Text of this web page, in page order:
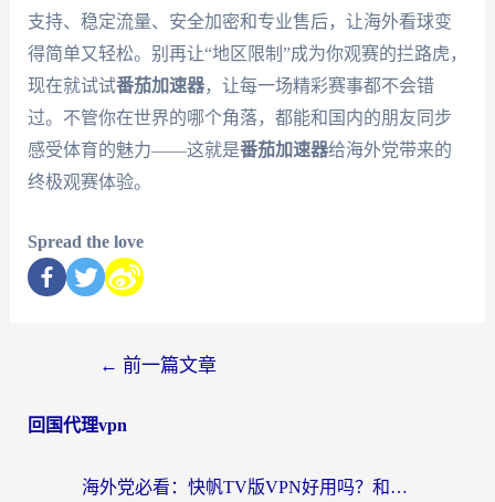
支持、稳定流量、安全加密和专业售后，让海外看球变
得简单又轻松。别再让“地区限制”成为你观赛的拦路虎，
现在就试试番茄加速器，让每一场精彩赛事都不会错
过。不管你在世界的哪个角落，都能和国内的朋友同步
感受体育的魅力——这就是番茄加速器给海外党带来的
终极观赛体验。
Spread the love
← 前一篇文章
回国代理vpn
海外党必看：快帆TV版VPN好用吗？和快游VPN对比哪个回国效果更好？附实用避坑指南